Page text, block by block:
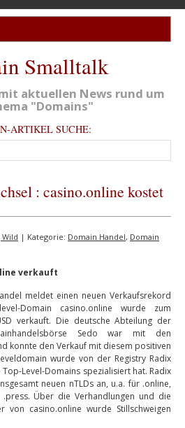
Smalltalk
aktuellen News rund um
"Domains"
ARTIKEL SUCHE:
: casino.online kostet
Wild | Kategorie: Domain Handel, Domain
verkauft
meldet einen neuen Verkaufsrekord
Domain casino.online wurde zum
verkauft. Die deutsche Abteilung der
Sedo war mit den
konnte den Verkauf mit diesem positiven
wurde von der Registry Radix
Level-Domains spezialisiert hat. Radix
neuen nTLDs an, u.a. für .online,
Über die Verhandlungen und die
von casino.online wurde Stillschweigen